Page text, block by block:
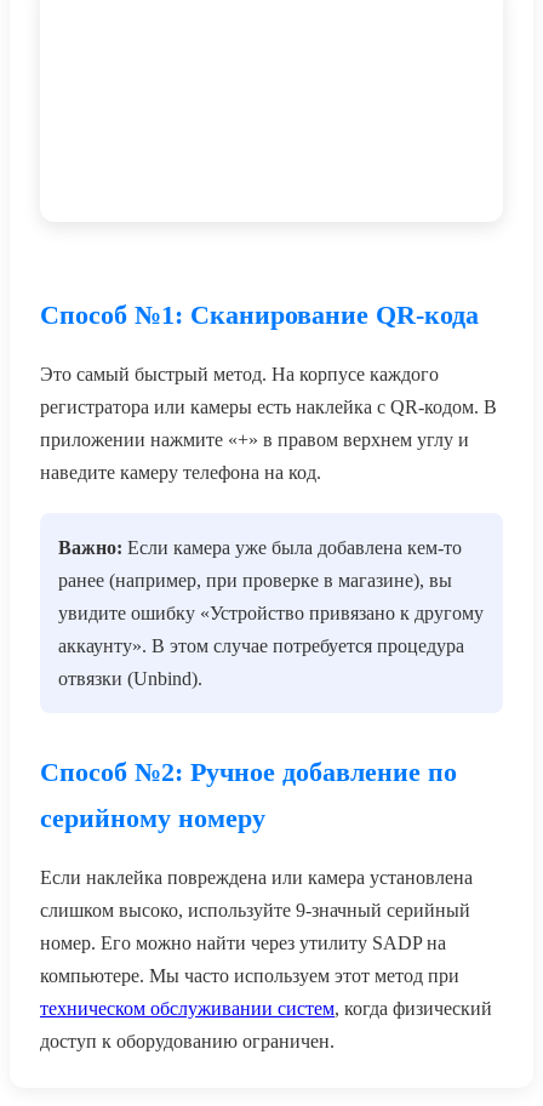
Способ №1: Сканирование QR-кода
Это самый быстрый метод. На корпусе каждого
регистратора или камеры есть наклейка с QR-кодом. В
приложении нажмите «+» в правом верхнем углу и
наведите камеру телефона на код.
Важно: Если камера уже была добавлена кем-то
ранее (например, при проверке в магазине), вы
увидите ошибку «Устройство привязано к другому
аккаунту». В этом случае потребуется процедура
отвязки (Unbind).
Способ №2: Ручное добавление по
серийному номеру
Если наклейка повреждена или камера установлена
слишком высоко, используйте 9-значный серийный
номер. Его можно найти через утилиту SADP на
компьютере. Мы часто используем этот метод при
техническом обслуживании систем, когда физический
доступ к оборудованию ограничен.